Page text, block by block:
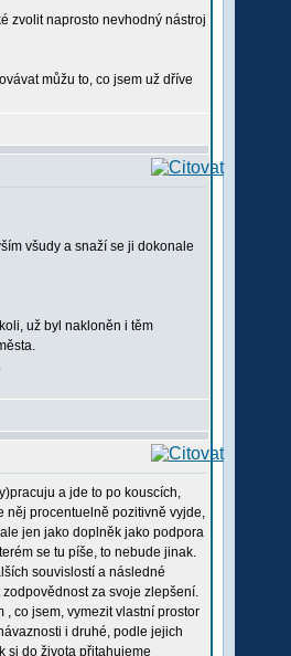
zvolit naprosto nevhodný nástroj
můžu to, co jsem už dříve
všudy a snaží se ji dokonale
už byl nakloněn i těm
a jde to po kouscích,
něj procentuelně pozitivně vyjde,
jen jako doplněk jako podpora
se tu píše, to nebude jinak.
souvislostí a následné
za svoje zlepšení.
co jsem, vymezit vlastní prostor
i druhé, podle jejich
si do života přitahujeme